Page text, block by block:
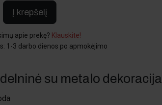
Į krepšelį
apie prekę? Klauskite!
1-3 darbo dienos po apmokėjimo
su metalo dekoracija